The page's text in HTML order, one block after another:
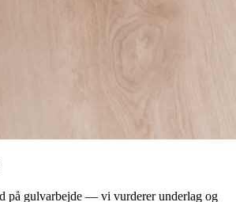
på gulvarbejde — vi vurderer underlag og